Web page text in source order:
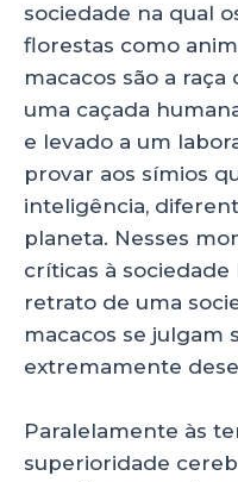
sociedade na qual
florestas como
macacos são a
uma caçada
e levado a um
provar aos símios
inteligência,
planeta. Nesses
críticas à
retrato de uma
macacos se julgam
extremamente
Paralelamente às
superioridade